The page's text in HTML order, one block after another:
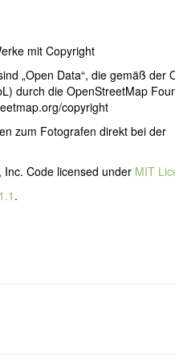
mit Copyright
„Open Data“, die gemäß der
durch die OpenStreetMap
copyright
zum Fotografen direkt bei der
Code licensed under MIT
.